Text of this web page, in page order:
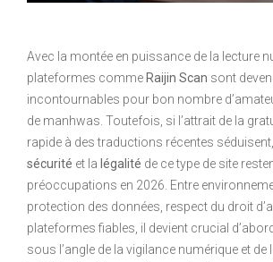
Avec la montée en puissance de la lecture
plateformes comme Raijin Scan sont
incontournables pour bon nombre
de manhwas. Toutefois, si l’attrait de la
rapide à des traductions récentes
sécurité et la légalité de ce type de site
préoccupations en 2026. Entre
protection des données, respect du droit
plateformes fiables, il devient crucial
sous l’angle de la vigilance numérique et